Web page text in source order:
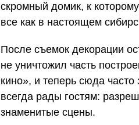
скромный домик, к
все как в настоящем
После съемок декорации
не уничтожил часть
кино», и теперь сюда
всегда рады гостям:
знаменитые сцены.